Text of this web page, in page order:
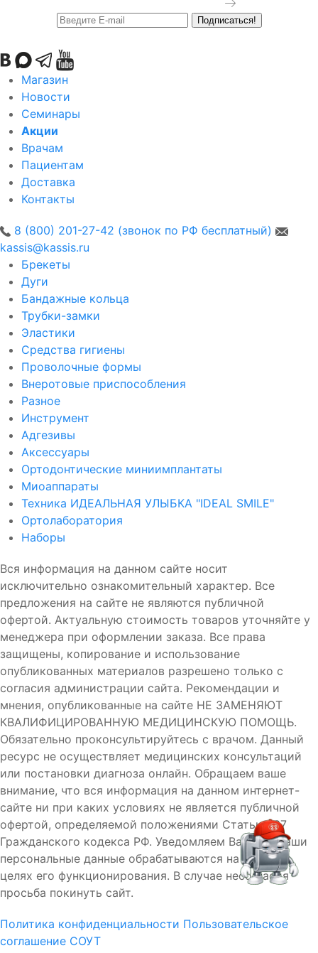
Подписаться!
Магазин
Новости
Семинары
Акции
Врачам
Пациентам
Доставка
Контакты
8 (800) 201-27-42 (звонок по РФ бесплатный)
kassis@kassis.ru
Брекеты
Дуги
Бандажные кольца
Трубки-замки
Эластики
Средства гигиены
Проволочные формы
Внеротовые приспособления
Разное
Инструмент
Адгезивы
Аксессуары
Ортодонтические миниимплантаты
Миоаппараты
Техника ИДЕАЛЬНАЯ УЛЫБКА "IDEAL SMILE"
Ортолаборатория
Наборы
Вся информация на данном сайте носит
исключительно ознакомительный характер. Все
предложения на сайте не являются публичной
офертой. Актуальную стоимость товаров уточняйте у
менеджера при оформлении заказа. Все права
защищены, копирование и использование
опубликованных материалов разрешено только с
согласия администрации сайта. Рекомендации и
мнения, опубликованные на сайте НЕ ЗАМЕНЯЮТ
КВАЛИФИЦИРОВАННУЮ МЕДИЦИНСКУЮ ПОМОЩЬ.
Обязательно проконсультируйтесь с врачом. Данный
ресурс не осуществляет медицинских консультаций
или постановки диагноза онлайн. Обращаем ваше
внимание, что вся информация на данном интернет-
сайте ни при каких условиях не является публичной
офертой, определяемой положениями Статьи 437
Гражданского кодекса РФ. Уведомляем Вас, что Ваши
персональные данные обрабатываются на сайте в
целях его функционирования. В случае несогласия
просьба покинуть сайт.
Политика конфиденциальности Пользовательское
соглашение СОУТ